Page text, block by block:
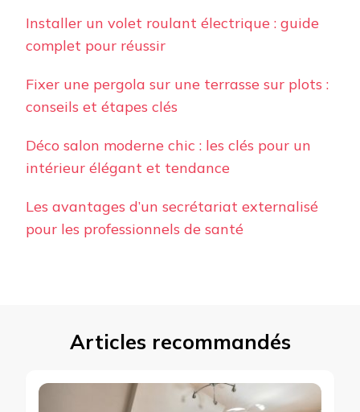
Installer un volet roulant électrique : guide
complet pour réussir
Fixer une pergola sur une terrasse sur plots :
conseils et étapes clés
Déco salon moderne chic : les clés pour un
intérieur élégant et tendance
Les avantages d’un secrétariat externalisé
pour les professionnels de santé
Articles recommandés